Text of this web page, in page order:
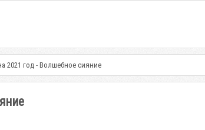
2021 год - Волшебное сияние